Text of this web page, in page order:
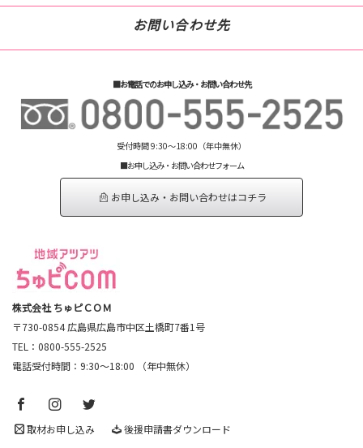
お問い合わせ先
■お電話でのお申し込み・お問い合わせ先
受付時間 9:30～18:00（年中無休）
■お申し込み・お問い合わせフォーム
お申し込み・お問い合わせはコチラ
株式会社 ちゅピＣＯＭ
〒730-0854 広島県広島市中区土橋町7番1号
TEL：0800-555-2525
電話受付時間：9:30～18:00 （年中無休）
取材お申し込み 後援申請書ダウンロード